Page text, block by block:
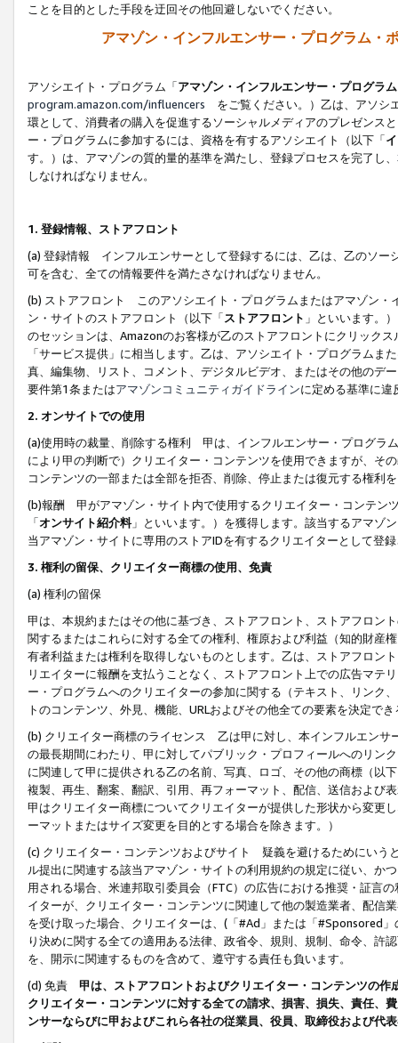
ことを目的とした手段を迂回その他回避しないでください。
アマゾン・インフルエンサー・プログラム・
アソシエイト・プログラム「アマゾン・インフルエンサー・プログラム
program.amazon.com/influencers をご覧ください。）乙は、アソシ
環として、消費者の購入を促進するソーシャルメディアのプレゼンス
ー・プログラムに参加するには、資格を有するアソシエイト（以下「
す。）は、アマゾンの質的量的基準を満たし、登録プロセスを完了し、
しなければなりません。
1. 登録情報、ストアフロント
(a) 登録情報 インフルエンサーとして登録するには、乙は、乙のソー
可を含む、全ての情報要件を満たさなければなりません。
(b) ストアフロント このアソシエイト・プログラムまたはアマゾン・
ン・サイトのストアフロント（以下「ストアフロント 」といいます。
のセッションは、Amazonのお客様が乙のストアフロントにクリック
「サービス提供」に相当します。乙は、アソシエイト・プログラム
真、編集物、リスト、コメント、デジタルビデオ、またはその他のデ
要件第1条またはアマゾンコミュニティガイドラインに定める基準に違
2. オンサイトでの使用
(a)使用時の裁量、削除する権利 甲は、インフルエンサー・プログラ
により甲の判断で）クリエイター・コンテンツを使用できますが、そ
コンテンツの一部または全部を拒否、削除、停止または復元する権利
(b)報酬 甲がアマゾン・サイト内で使用するクリエイター・コンテン
「オンサイト紹介料」といいます。）を獲得します。該当するアマゾ
当アマゾン・サイトに専用のストアIDを有するクリエイターとして登
3. 権利の留保、クリエイター商標の使用、免責
(a) 権利の留保
甲は、本規約またはその他に基づき、ストアフロント、ストアフロン
関するまたはこれらに対する全ての権利、権原および利益（知的財産
有者利益または権利を取得しないものとします。乙は、ストアフロン
リエイターに報酬を支払うことなく、ストアフロント上での広告マテ
ー・プログラムへのクリエイターの参加に関する（テキスト、リンク
トのコンテンツ、外見、機能、URLおよびその他全ての要素を決定で
(b) クリエイター商標のライセンス 乙は甲に対し、本インフルエンサ
の最長期間にわたり、甲に対してパブリック・プロフィールへのリン
に関連して甲に提供される乙の名前、写真、ロゴ、その他の商標（以
複製、再生、翻案、翻訳、引用、再フォーマット、配信、送信および
甲はクリエイター商標についてクリエイターが提供した形状から変更
ーマットまたはサイズ変更を目的とする場合を除きます。）
(c) クリエイター・コンテンツおよびサイト 疑義を避けるためにいう
ル提出に関連する該当アマゾン・サイトの利用規約の規定に従い、か
用される場合、米連邦取引委員会（FTC）の広告における推奨・証言
イターが、クリエイター・コンテンツに関連して他の製造業者、配信
を受け取った場合、クリエイターは、(「#Ad」または「#Sponsored
り決めに関する全ての適用ある法律、政省令、規則、規制、命令、許
を、開示に関連するものを含めて、遵守する責任も負います。
(d) 免責 甲は、ストアフロントおよびクリエイター・コンテンツの
クリエイター・コンテンツに対する全ての請求、損害、損失、責任、
ンサーならびに甲およびこれら各社の従業員、役員、取締役および代